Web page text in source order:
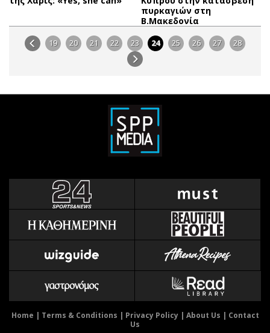
πυρκαγιών στη
Β.Μακεδονία
19 20 21 22 23 24 25 26 27 28
Home | Terms & Conditions | Privacy Policy| About Us | Contact
Us